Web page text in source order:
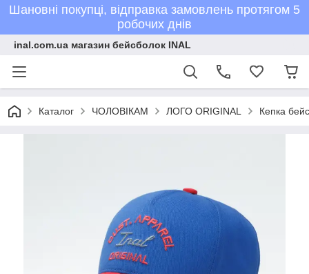
Шановні покупці, відправка замовлень протягом 5
робочих днів
inal.com.ua магазин бейсболок INAL
Каталог ЧОЛОВІКАМ ЛОГО ORIGINAL Кепка